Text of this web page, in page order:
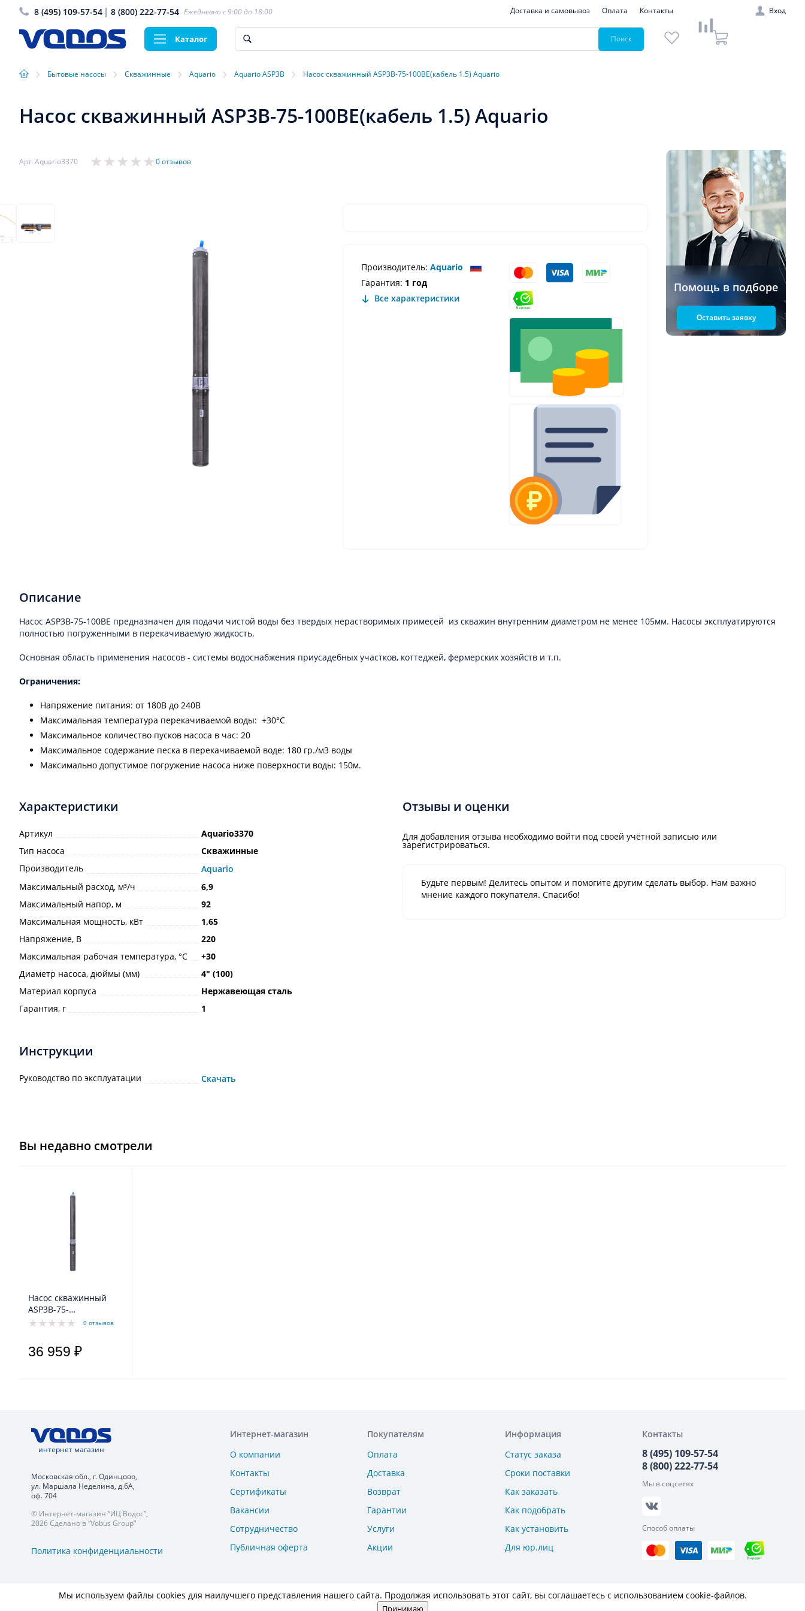
8 (495) 109-57-54 8 (800) 222-77-54 Ежедневно с 9:00 до 18:00 Доставка и самовывоз Оплата Контакты Вход
Каталог Поиск
› Бытовые насосы › Скважинные › Aquario › Aquario ASP3B › Насос скважинный ASP3B-75-100BE(кабель 1.5) Aquario
Насос скважинный ASP3B-75-100BE(кабель 1.5) Aquario
Арт. Aquario3370 0 отзывов
Производитель: Aquario
Гарантия: 1 год
Все характеристики
Помощь в подборе
Оставить заявку
Описание
Насос ASP3B-75-100BE предназначен для подачи чистой воды без твердых нерастворимых примесей из скважин внутренним диаметром не менее 105мм. Насосы эксплуатируются
полностью погруженными в перекачиваемую жидкость.
Основная область применения насосов - системы водоснабжения приусадебных участков, коттеджей, фермерских хозяйств и т.п.
Ограничения:
Напряжение питания: от 180В до 240В
Максимальная температура перекачиваемой воды: +30°С
Максимальное количество пусков насоса в час: 20
Максимальное содержание песка в перекачиваемой воде: 180 гр./м3 воды
Максимально допустимое погружение насоса ниже поверхности воды: 150м.
Характеристики
Артикул
Aquario3370
Тип насоса
Скважинные
Производитель
Aquario
Максимальный расход, м³/ч
6,9
Максимальный напор, м
92
Максимальная мощность, кВт
1,65
Напряжение, В
220
Максимальная рабочая температура, °С
+30
Диаметр насоса, дюймы (мм)
4ʺ (100)
Материал корпуса
Нержавеющая сталь
Гарантия, г
1
Инструкции
Руководство по эксплуатации Скачать
Отзывы и оценки
Для добавления отзыва необходимо войти под своей учётной записью или
зарегистрироваться.
Будьте первым! Делитесь опытом и помогите другим сделать выбор. Нам важно
мнение каждого покупателя. Спасибо!
Вы недавно смотрели
Насос скважинный
ASP3B-75-
100BE(кабель 1.5)
0 отзывов
36 959 ₽
интернет магазин
Московская обл., г. Одинцово,
ул. Маршала Неделина, д.6А,
оф. 704
© Интернет-магазин “ИЦ Водос”,
2026 Сделано в “Vobus Group”
Политика конфиденциальности
Интернет-магазин
О компании
Контакты
Сертификаты
Вакансии
Сотрудничество
Публичная оферта
Покупателям
Оплата
Доставка
Возврат
Гарантии
Услуги
Акции
Информация
Статус заказа
Сроки поставки
Как заказать
Как подобрать
Как установить
Для юр.лиц
Контакты
8 (495) 109-57-54
8 (800) 222-77-54
Мы в соцсетях
Способ оплаты
Мы используем файлы cookies для наилучшего представления нашего сайта. Продолжая использовать этот сайт, вы соглашаетесь с использованием cookie-файлов.
Принимаю